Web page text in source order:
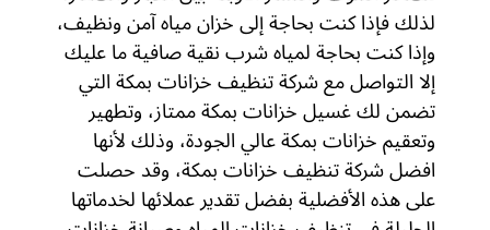
لذلك فإذا كنت بحاجة إلى خزان مياه آمن ونظيف،
وإذا كنت بحاجة لمياه شرب نقية صافية ما عليك
إلا التواصل مع شركة تنظيف خزانات بمكة التي
تضمن لك غسيل خزانات بمكة ممتاز، وتطهير
وتعقيم خزانات بمكة عالي الجودة، وذلك لأنها
افضل شركة تنظيف خزانات بمكة، وقد حصلت
على هذه الأفضلية بفضل تقدير عملائها لخدماتها